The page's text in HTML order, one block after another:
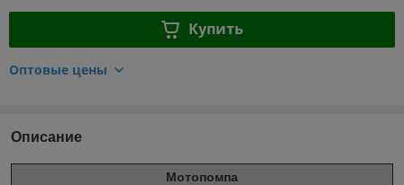
Купить
Оптовые цены
Описание
Мотопомпа